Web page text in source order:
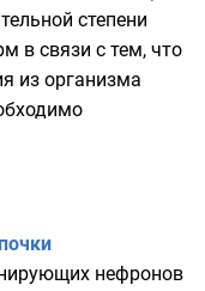
степени
в связи с тем, что
из организма
нефронов